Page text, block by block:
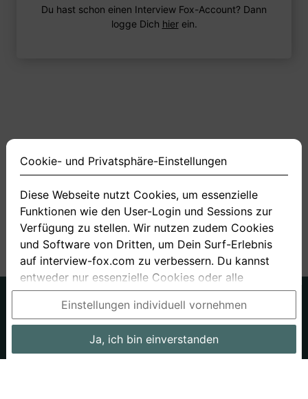
Du hast schon einen Interview Fox-Account? Dann
logge Dich hierein.
< 1 2 3 4 10 >
Über uns
Datenschutz
AGB
Bewerbungsfragen Preise
Cookie- und Privatsphäre-Einstellungen
Diese Webseite nutzt Cookies, um essenzielle
Funktionen wie den User-Login und Sessions zur
Verfügung zu stellen. Wir nutzen zudem Cookies
und Software von Dritten, um Dein Surf-Erlebnis
auf interview-fox.com zu verbessern. Du kannst
entweder nur essenzielle Cookies oder alle
Cookies akzeptieren. Du kannst Deine
Einstellungen jederzeit in unseren Cookie- und
Privatsphäre-Einstellungen ändern. Dieser Link ist
im Footer unserer Seit zu finden. Wenn Du mehr
Einstellungen individuell vornehmen
Ja, ich bin einverstanden